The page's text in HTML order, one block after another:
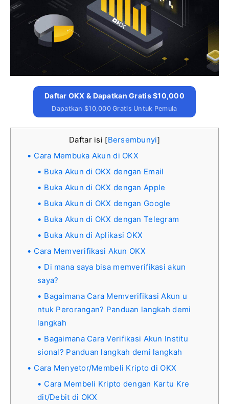
Daftar OKX & Dapatkan Gratis $10,000
Dapatkan $10,000 Gratis Untuk Pemula
Daftar isi [Bersembunyi]
Cara Membuka Akun di OKX
Buka Akun di OKX dengan Email
Buka Akun di OKX dengan Apple
Buka Akun di OKX dengan Google
Buka Akun di OKX dengan Telegram
Buka Akun di Aplikasi OKX
Cara Memverifikasi Akun OKX
Di mana saya bisa memverifikasi akun
saya?
Bagaimana Cara Memverifikasi Akun u
ntuk Perorangan? Panduan langkah demi
langkah
Bagaimana Cara Verifikasi Akun Institu
sional? Panduan langkah demi langkah
Cara Menyetor/Membeli Kripto di OKX
Cara Membeli Kripto dengan Kartu Kre
dit/Debit di OKX